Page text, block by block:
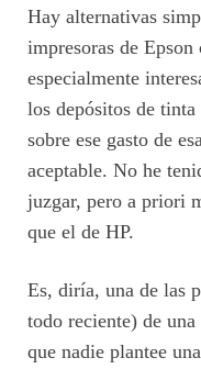
Hay alternativas
impresoras de Epson
especialmente
los depósitos de
sobre ese gasto de
aceptable. No he
juzgar, pero a priori
que el de HP.
Es, diría, una de las
todo reciente) de
que nadie plantee